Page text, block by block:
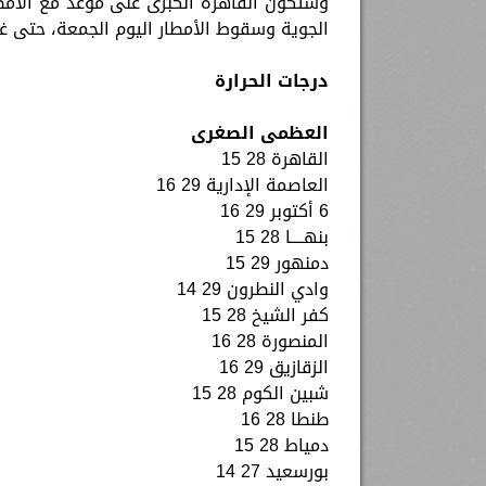
الجوية وسقوط الأمطار اليوم الجمعة، حتى
درجات الحرارة
العظمى الصغرى
القاهرة 28 15
العاصمة الإدارية 29 16
6 أكتوبر 29 16
بنهــــا 28 15
دمنهور 29 15
وادي النطرون 29 14
كفر الشيخ 28 15
المنصورة 28 16
الزقازيق 29 16
شبين الكوم 28 15
طنطا 28 16
دمياط 28 15
بورسعيد 27 14